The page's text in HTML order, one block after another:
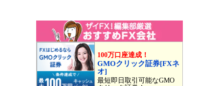
100万口座達成！
GMOクリック証券[FXネ
オ]
最短即日取引可能なGMO